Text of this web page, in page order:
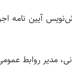
آیین نامه
مدیر روابط